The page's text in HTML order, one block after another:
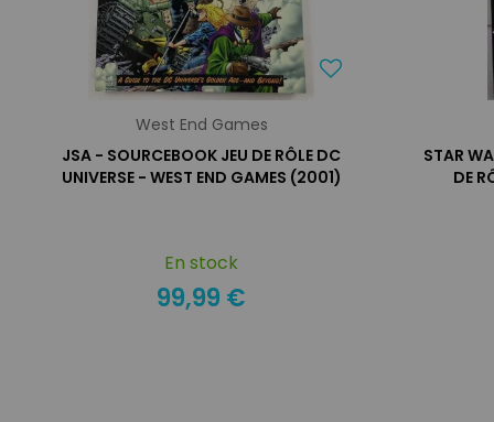
West End Games
JSA - SOURCEBOOK JEU DE RÔLE DC
UNIVERSE - WEST END GAMES (2001)
En stock
99,99 €
STAR
DE